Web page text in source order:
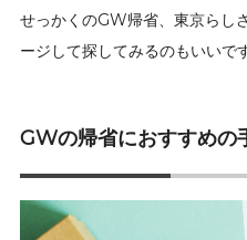
せっかくのGW帰省、東京らし
ージして探してみるのもいいで
GWの帰省におすすめの